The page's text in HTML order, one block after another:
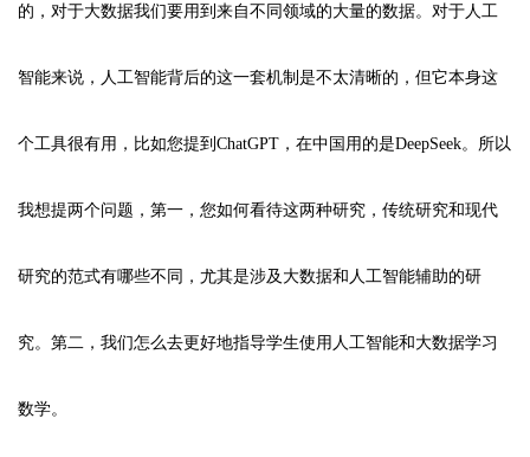
的，对于大数据我们要用到来自不同领域的大量的数据。对于人工
智能来说，人工智能背后的这一套机制是不太清晰的，但它本身这
个工具很有用，比如您提到ChatGPT，在中国用的是DeepSeek。所以
我想提两个问题，第一，您如何看待这两种研究，传统研究和现代
研究的范式有哪些不同，尤其是涉及大数据和人工智能辅助的研
究。第二，我们怎么去更好地指导学生使用人工智能和大数据学习
数学。